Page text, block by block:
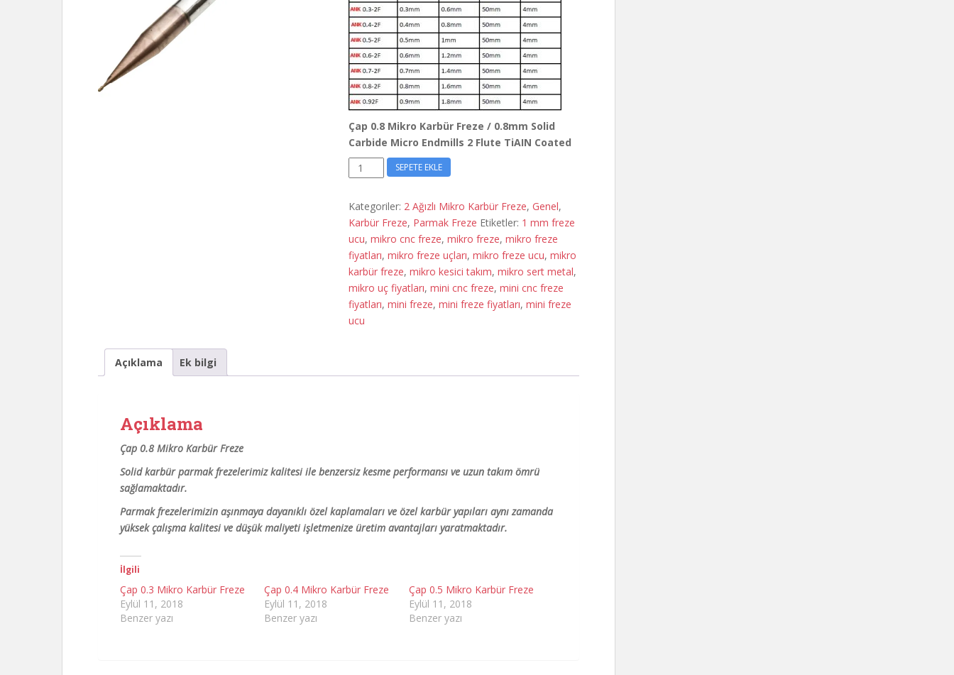
Çap 0.8 Mikro Karbür Freze / 0.8mm Solid
Carbide Micro Endmills 2 Flute TiAIN Coated
Çap
0.8
Karbür
Freze
adet
SEPETE EKLE
Kategoriler: 2 Ağızlı Mikro Karbür Freze, Genel,
Karbür Freze, Parmak Freze Etiketler: 1 mm freze
ucu, mikro cnc freze, mikro freze, mikro freze
fiyatları, mikro freze uçları, mikro freze ucu, mikro
karbür freze, mikro kesici takım, mikro sert metal,
mikro uç fiyatları, mini cnc freze, mini cnc freze
fiyatları, mini freze, mini freze fiyatları, mini freze
ucu
Açıklama Ek bilgi
Açıklama
Çap 0.8 Mikro Karbür Freze
Solid karbür parmak frezelerimiz kalitesi ile benzersiz kesme performansı ve uzun takım ömrü
sağlamaktadır.
Parmak frezelerimizin aşınmaya dayanıklı özel kaplamaları ve özel karbür yapıları aynı zamanda
yüksek çalışma kalitesi ve düşük maliyeti işletmenize üretim avantajları yaratmaktadır.
İlgili
Çap 0.3 Mikro Karbür Freze
Eylül 11, 2018
Benzer yazı
Çap 0.4 Mikro Karbür Freze
Eylül 11, 2018
Benzer yazı
Çap 0.5 Mikro Karbür Freze
Eylül 11, 2018
Benzer yazı